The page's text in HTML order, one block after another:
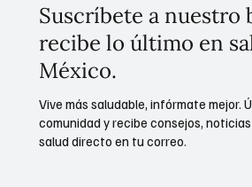
Suscríbete a nuestro
recibe lo último en
México.
Vive más saludable, infórmate mejor.
comunidad y recibe consejos,
salud directo en tu correo.